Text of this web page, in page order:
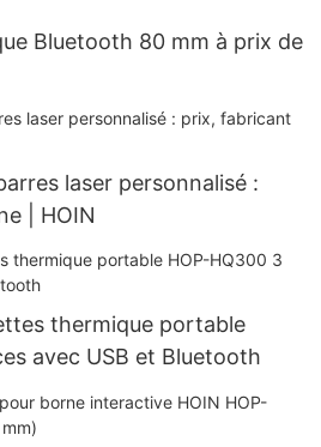
Bluetooth 80 mm à prix de
laser personnalisé :
| HOIN
thermique portable
avec USB et Bluetooth